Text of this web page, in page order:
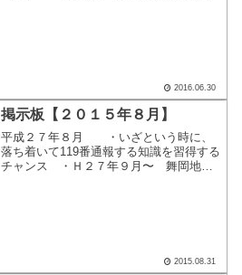
2016.06.30
掲示板【２０１５年８月】
平成２７年８月 ・いざという時に、
落ち着いて119番通報する知識を習得する
チャンス ・Ｈ２７年９月〜 舞岡地区
2015.08.31